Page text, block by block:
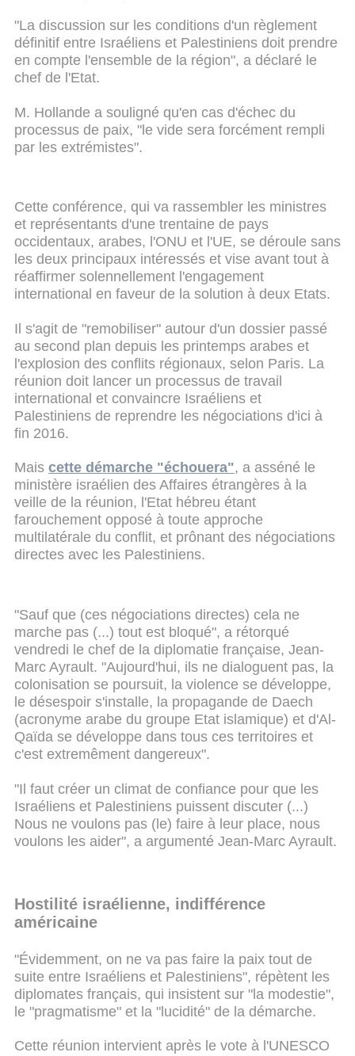
"La discussion sur les conditions d'un règlement
définitif entre Israéliens et Palestiniens doit prendre
en compte l'ensemble de la région", a déclaré le
chef de l'Etat.
M. Hollande a souligné qu'en cas d'échec du
processus de paix, "le vide sera forcément rempli
par les extrémistes".
Cette conférence, qui va rassembler les ministres
et représentants d'une trentaine de pays
occidentaux, arabes, l'ONU et l'UE, se déroule sans
les deux principaux intéressés et vise avant tout à
réaffirmer solennellement l'engagement
international en faveur de la solution à deux Etats.
Il s'agit de "remobiliser" autour d'un dossier passé
au second plan depuis les printemps arabes et
l'explosion des conflits régionaux, selon Paris. La
réunion doit lancer un processus de travail
international et convaincre Israéliens et
Palestiniens de reprendre les négociations d'ici à
fin 2016.
Mais cette démarche "échouera", a asséné le
ministère israélien des Affaires étrangères à la
veille de la réunion, l'Etat hébreu étant
farouchement opposé à toute approche
multilatérale du conflit, et prônant des négociations
directes avec les Palestiniens.
"Sauf que (ces négociations directes) cela ne
marche pas (...) tout est bloqué", a rétorqué
vendredi le chef de la diplomatie française, Jean-
Marc Ayrault. "Aujourd'hui, ils ne dialoguent pas, la
colonisation se poursuit, la violence se développe,
le désespoir s'installe, la propagande de Daech
(acronyme arabe du groupe Etat islamique) et d'Al-
Qaïda se développe dans tous ces territoires et
c'est extremêment dangereux".
"Il faut créer un climat de confiance pour que les
Israéliens et Palestiniens puissent discuter (...)
Nous ne voulons pas (le) faire à leur place, nous
voulons les aider", a argumenté Jean-Marc Ayrault.
Hostilité israélienne, indifférence
américaine
"Évidemment, on ne va pas faire la paix tout de
suite entre Israéliens et Palestiniens", répètent les
diplomates français, qui insistent sur "la modestie",
le "pragmatisme" et la "lucidité" de la démarche.
Cette réunion intervient après le vote à l'UNESCO